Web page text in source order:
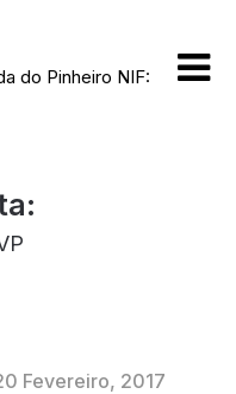
do Pinheiro NIF:
Fevereiro, 2017